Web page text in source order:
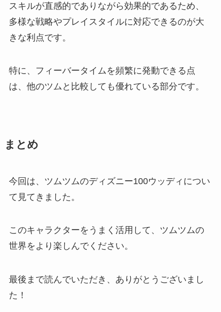
スキルが直感的でありながら効果的であるため、
多様な戦略やプレイスタイルに対応できるのが大
きな利点です。
特に、フィーバータイムを頻繁に発動できる点
は、他のツムと比較しても優れている部分です。
まとめ
今回は、ツムツムのディズニー100ウッディについ
て見てきました。
このキャラクターをうまく活用して、ツムツムの
世界をより楽しんでください。
最後まで読んでいただき、ありがとうございまし
た！